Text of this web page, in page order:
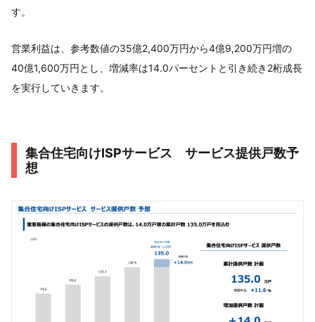
す。
営業利益は、参考数値の35億2,400万円から4億9,200万円増の
40億1,600万円とし、増減率は14.0パーセントと引き続き2桁成長
を実行していきます。
集合住宅向けISPサービス サービス提供戸数予
想